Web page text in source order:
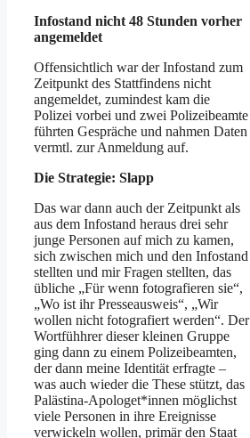
Infostand nicht 48 Stunden vorher
angemeldet
Offensichtlich war der Infostand zum
Zeitpunkt des Stattfindens nicht
angemeldet, zumindest kam die
Polizei vorbei und zwei Polizeibeamte
führten Gespräche und nahmen Daten
vermtl. zur Anmeldung auf.
Die Strategie: Slapp
Das war dann auch der Zeitpunkt als
aus dem Infostand heraus drei sehr
junge Personen auf mich zu kamen,
sich zwischen mich und den Infostand
stellten und mir Fragen stellten, das
übliche „Für wenn fotografieren sie“,
„Wo ist ihr Presseausweis“, „Wir
wollen nicht fotografiert werden“. Der
Wortfühhrer dieser kleinen Gruppe
ging dann zu einem Polizeibeamten,
der dann meine Identität erfragte –
was auch wieder die These stützt, das
Palästina-Apologet*innen möglichst
viele Personen in ihre Ereignisse
verwickeln wollen, primär den Staat